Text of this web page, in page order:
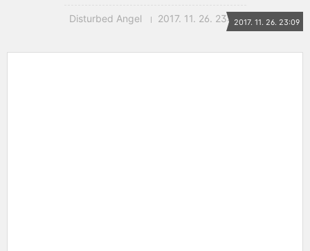
Disturbed Angel 2017. 11. 26. 23:092017. 11. 26. 23:09